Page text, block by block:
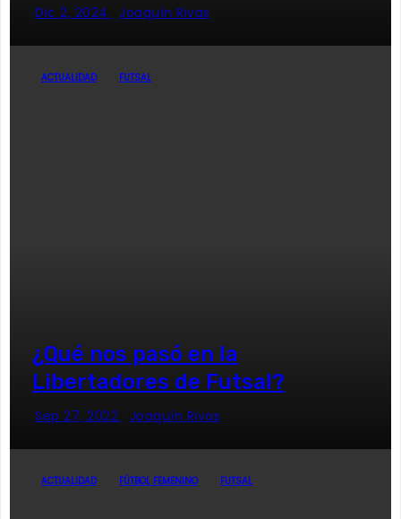
Dic 2, 2024 Joaquín Rivas
ACTUALIDAD FUTSAL
¿Qué nos pasó en la
Libertadores de Futsal?
Sep 27, 2022 Joaquín Rivas
ACTUALIDAD FÚTBOL FEMENINO FUTSAL